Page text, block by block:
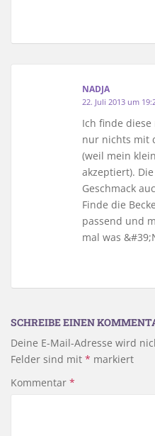
NADJA
22. Juli 2013 um
Ich finde
nur nichts mit
(weil mein
akzeptiert).
Geschmack
Finde die
passend und
mal was
SCHREIBE EINEN
Deine E-Mail-Adresse wird
Felder sind mit * markiert
Kommentar *